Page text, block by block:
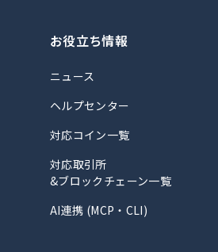
お役立ち情報
ニュース
ヘルプセンター
対応コイン一覧
対応取引所
&ブロックチェーン一覧
AI連携 (MCP・CLI)